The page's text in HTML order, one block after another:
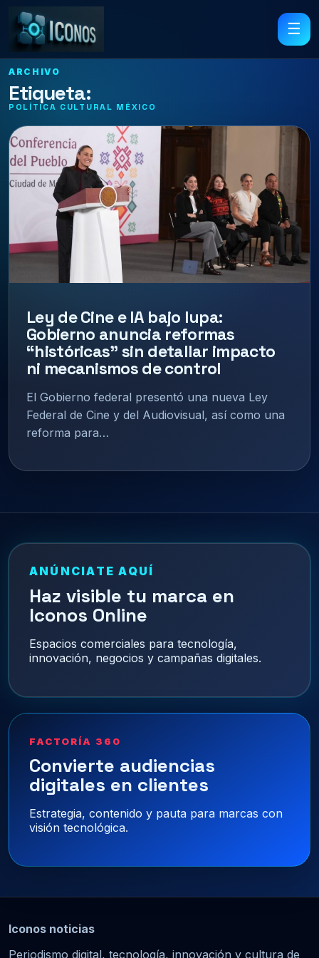
☰
ARCHIVO
Etiqueta:
POLÍTICA CULTURAL MÉXICO
Ley de Cine e IA bajo lupa:
Gobierno anuncia reformas
“históricas” sin detallar impacto
ni mecanismos de control
El Gobierno federal presentó una nueva Ley
Federal de Cine y del Audiovisual, así como una
reforma para…
ANÚNCIATE AQUÍ
Haz visible tu marca en
Iconos Online
Espacios comerciales para tecnología,
innovación, negocios y campañas digitales.
FACTORÍA 360
Convierte audiencias
digitales en clientes
Estrategia, contenido y pauta para marcas con
visión tecnológica.
Iconos noticias
Periodismo digital, tecnología, innovación y cultura de